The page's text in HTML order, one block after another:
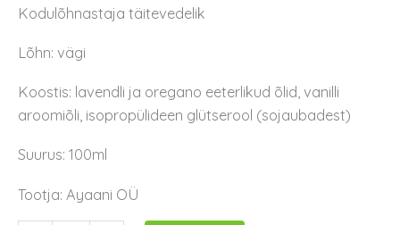
Kodulõhnastaja täitevedelik
Lõhn: vägi
Koostis: lavendli ja oregano eeterlikud õlid, vanilli
aroomiõli, isopropülideen glütserool (sojaubadest)
Suurus: 100ml
Tootja: Ayaani OÜ